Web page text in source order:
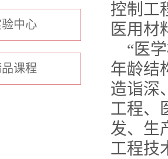
中心
课程
控制工
医用材
“医
年龄结
造诣深
工程、
发、生
工程技